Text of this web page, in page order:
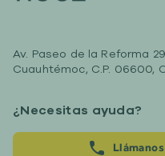
Av. Paseo de la Reforma
Cuauhtémoc, C.P. 06600,
¿Necesitas ayuda?